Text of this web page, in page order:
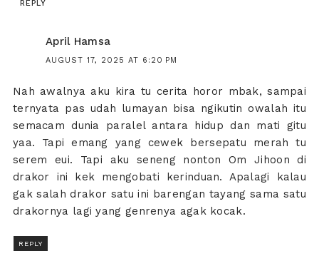
REPLY
April Hamsa
AUGUST 17, 2025 AT 6:20 PM
Nah awalnya aku kira tu cerita horor mbak, sampai
ternyata pas udah lumayan bisa ngikutin owalah itu
semacam dunia paralel antara hidup dan mati gitu
yaa. Tapi emang yang cewek bersepatu merah tu
serem eui. Tapi aku seneng nonton Om Jihoon di
drakor ini kek mengobati kerinduan. Apalagi kalau
gak salah drakor satu ini barengan tayang sama satu
drakornya lagi yang genrenya agak kocak.
REPLY